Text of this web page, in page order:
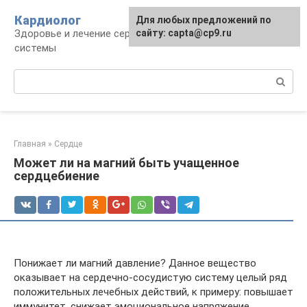
контенту
Кардиолог
Здоровье и лечение сердечно-сосудистой
системы
Главная » Сердце
Может ли на магний быть учащенное
сердцебиение
Понижает ли магний давление? Данное вещество
оказывает на сердечно-сосудистую систему целый ряд
положительных лечебных действий, к примеру: повышает
Для любых предложений по
сайту: capta@cp9.ru